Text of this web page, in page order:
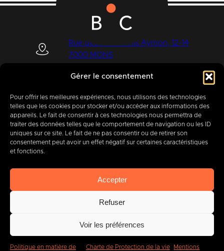
Gérer le consentement
Pour offrir les meilleures expériences, nous utilisons des technologies
telles que les cookies pour stocker et/ou accéder aux informations des
appareils. Le fait de consentir à ces technologies nous permettra de
traiter des données telles que le comportement de navigation ou les ID
uniques sur ce site. Le fait de ne pas consentir ou de retirer son
consentement peut avoir un effet négatif sur certaines caractéristiques
et fonctions.
Accepter
Refuser
Voir les préférences
Politique en matière de Charte de Protection de la vie Mentions
Rue des Quatre Fils Aymon, 12-14
7000 MONS
+32 (0) 65 39 95 70
info@imbc.be
Aujourd’hui, partenairede
entreprises.